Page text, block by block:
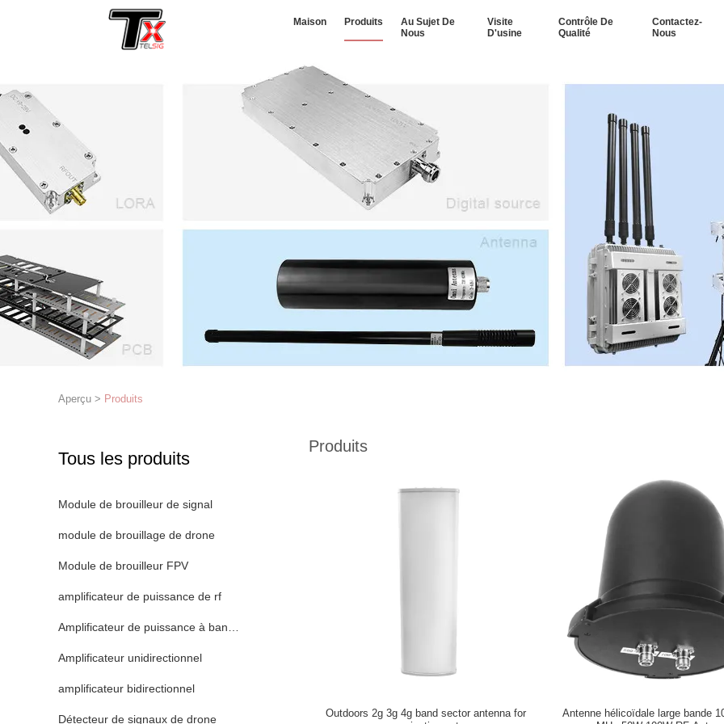
Maison Produits
Au Sujet De
Nous
Visite
D'usine
Contrôle De
Qualité
Contactez-
Nous
Aperçu > Produits
Tous les produits
Module de brouilleur de signal
module de brouillage de drone
Module de brouilleur FPV
amplificateur de puissance de rf
Amplificateur unidirectionnel
amplificateur bidirectionnel
Détecteur de signaux de drone
Produits
Outdoors 2g 3g 4g band sector antenna for
Antenne hélicoïdale large bande